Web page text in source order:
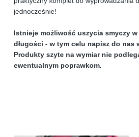
jednocześnie!
Istnieje możliwość uszycia smyczy
długości - w tym celu napisz do nas
Produkty szyte na wymiar nie
ewentualnym poprawkom.